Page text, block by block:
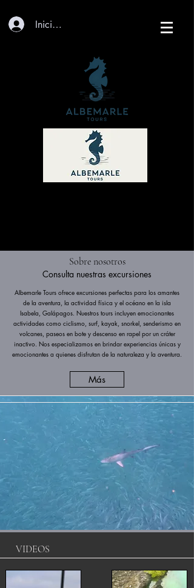
Iniciar sesión
Sobre nosotros
Consulta nuestras excursiones
Albemarle Tours ofrece excursiones perfectas para los amantes
de la aventura, la actividad física y el océano en la isla
Isabela, Galápagos. Nuestros tours incluyen emocionantes
actividades como ciclismo, surf, kayak, snorkel, senderismo en
volcanes, paseos en bote y descenso en rapel por un cráter
inactivo. Nos especializamos en brindar experiencias únicas y
emocionantes a quienes disfrutan de la naturaleza y la aventura.
Más
VIDEOS